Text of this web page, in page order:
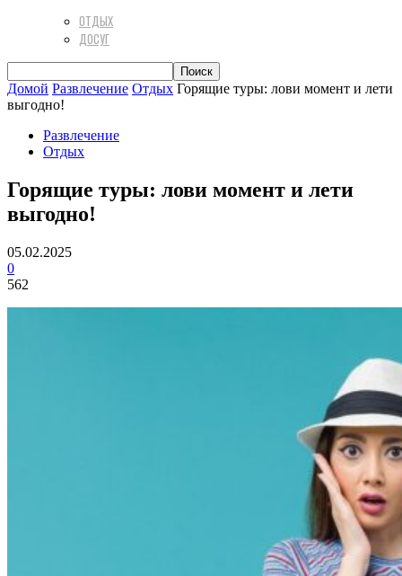
ОТДЫХ
ДОСУГ
Домой Развлечение Отдых Горящие туры: лови момент и лети
выгодно!
Развлечение
Отдых
Горящие туры: лови момент и лети
выгодно!
05.02.2025
0
562